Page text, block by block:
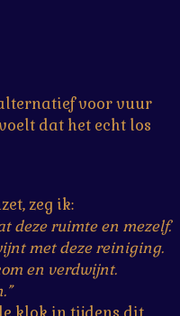
voor vuur
dat het echt los
zeg ik:
deze ruimte en mezelf.
met deze reiniging.
en verdwijnt.